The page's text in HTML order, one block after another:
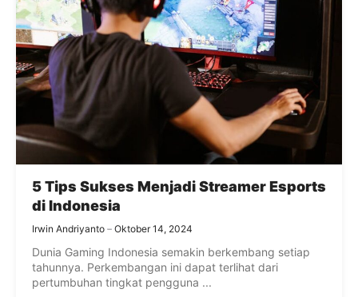
5 Tips Sukses Menjadi Streamer Esports
di Indonesia
Irwin Andriyanto Oktober 14, 2024
Dunia Gaming Indonesia semakin berkembang setiap
tahunnya. Perkembangan ini dapat terlihat dari
pertumbuhan tingkat pengguna ...